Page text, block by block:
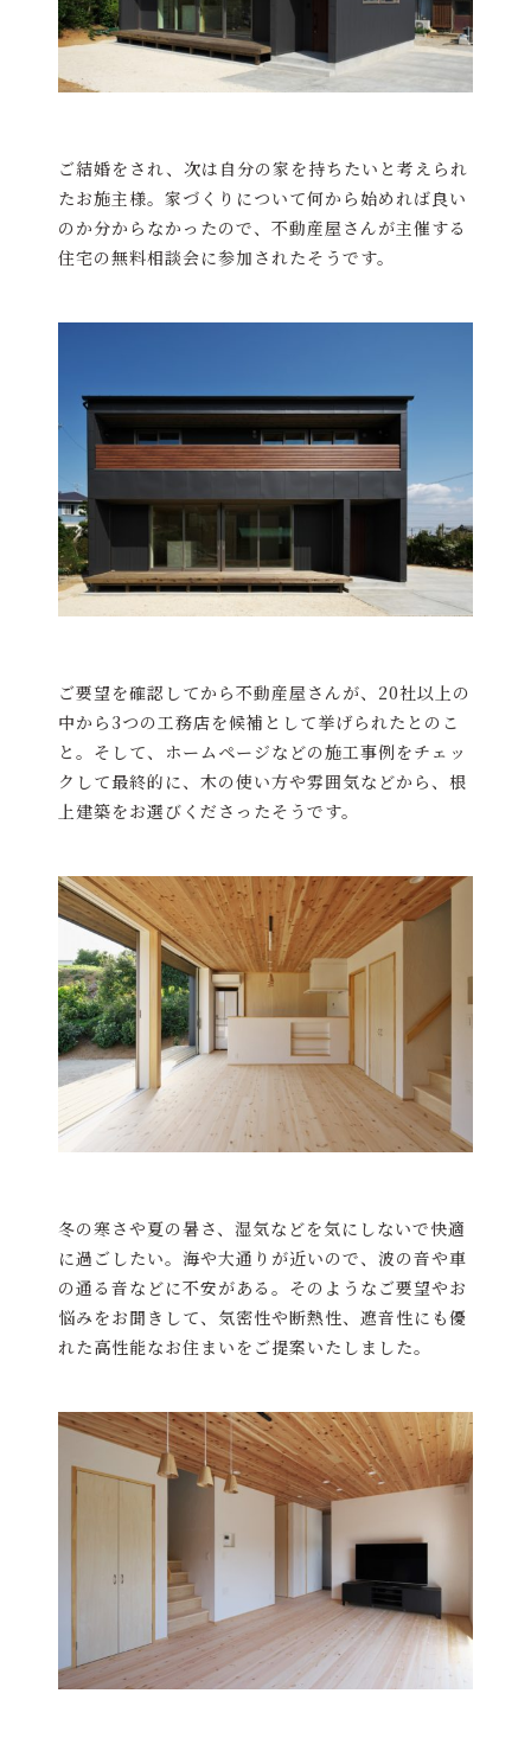
ご結婚をされ、次は自分の家を持ちたいと考えられ
たお施主様。家づくりについて何から始めれば良い
のか分からなかったので、不動産屋さんが主催する
住宅の無料相談会に参加されたそうです。
ご要望を確認してから不動産屋さんが、20社以上の
中から3つの工務店を候補として挙げられたとのこ
と。そして、ホームページなどの施工事例をチェッ
クして最終的に、木の使い方や雰囲気などから、根
上建築をお選びくださったそうです。
冬の寒さや夏の暑さ、湿気などを気にしないで快適
に過ごしたい。海や大通りが近いので、波の音や車
の通る音などに不安がある。そのようなご要望やお
悩みをお聞きして、気密性や断熱性、遮音性にも優
れた高性能なお住まいをご提案いたしました。